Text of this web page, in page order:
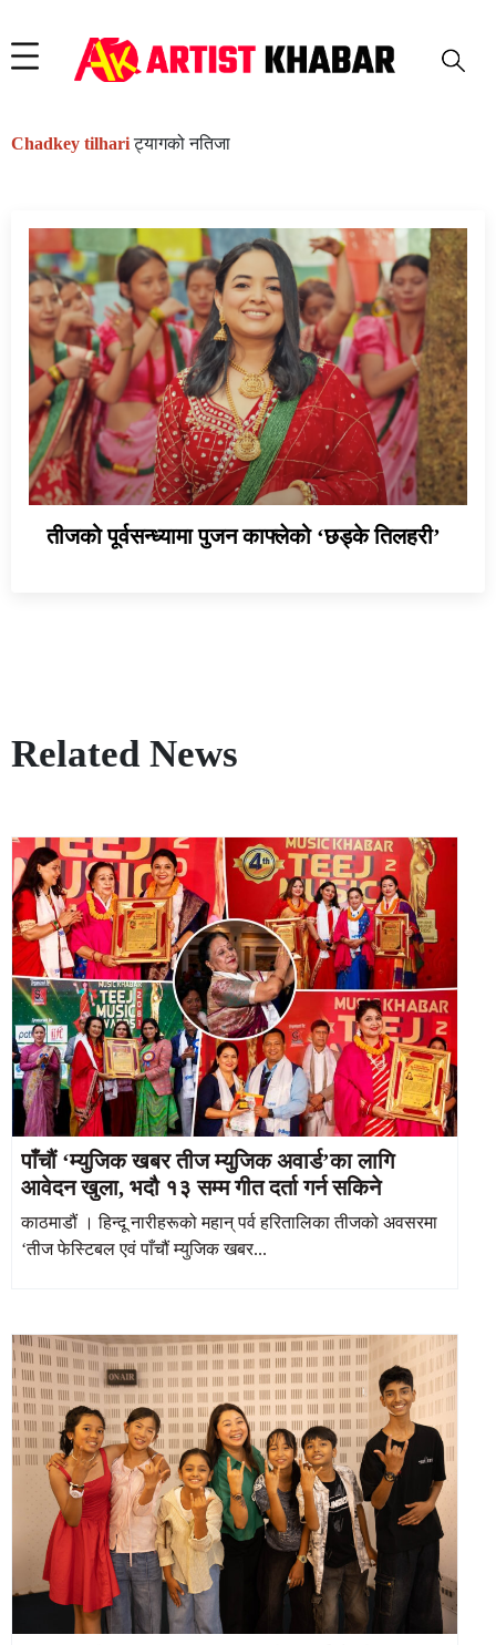
Chadkey tilhariट्यागको नतिजा
तीजको पूर्वसन्ध्यामा पुजन काफ्लेको ‘छड्के तिलहरी’
Related News
पाँचौं ‘म्युजिक खबर तीज म्युजिक अवार्ड’का लागि
आवेदन खुला, भदौ १३ सम्म गीत दर्ता गर्न सकिने
काठमाडौं । हिन्दू नारीहरूको महान् पर्व हरितालिका तीजको अवसरमा
‘तीज फेस्टिबल एवं पाँचौं म्युजिक खबर...